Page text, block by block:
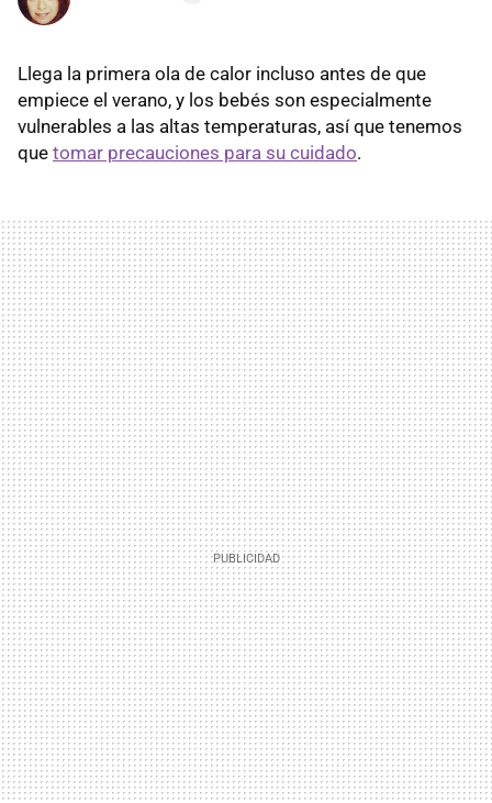
Llega la primera ola de calor incluso antes de que
empiece el verano, y los bebés son especialmente
vulnerables a las altas temperaturas, así que tenemos
que tomar precauciones para su cuidado.